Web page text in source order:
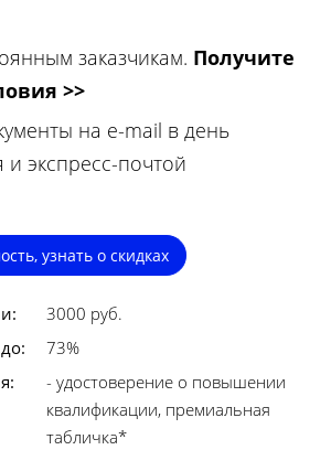
заказчикам. Получите
>>
на e-mail в день
экспресс-почтой
узнать о скидках
3000 руб.
73%
- удостоверение о повышении
квалификации, премиальная
табличка*